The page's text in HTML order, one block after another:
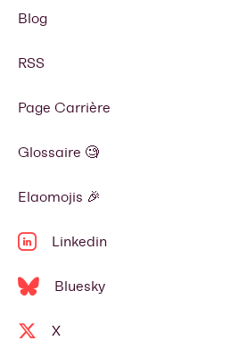
Blog
RSS
Page Carrière
Glossaire 🧐
Elaomojis 🎉
Linkedin
Bluesky
X